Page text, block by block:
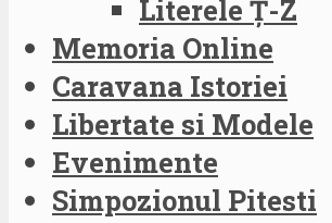
Literele Ț-Z
Memoria Online
Caravana Istoriei
Libertate si Modele
Evenimente
Simpozionul Pitesti